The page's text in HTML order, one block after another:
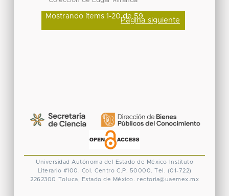
Mostrando ítems 1-20 de 59Página siguiente
Universidad Autónoma del Estado de México
Instituto
Literario #100. Col. Centro C.P. 50000. Tel. (01-722)
2262300 Toluca, Estado de México. rectoria@uaemex.mx